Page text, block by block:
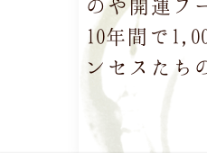
のや開運フ
10年間で
ンセスたち